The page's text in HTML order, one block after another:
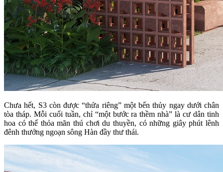
Chưa hết, S3 còn được “thửa riêng” một bến thủy ngay dưới chân
tòa tháp. Mỗi cuối tuần, chỉ “một bước ra thềm nhà” là cư dân tinh
hoa có thể thỏa mãn thú chơi du thuyền, có những giây phút lênh
đênh thưởng ngoạn sông Hàn đầy thư thái.